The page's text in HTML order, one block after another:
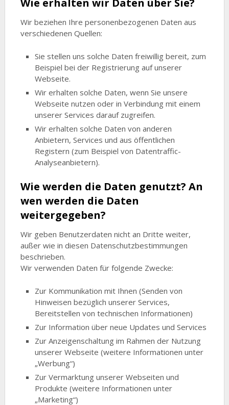
Wie erhalten wir Daten über Sie?
Wir beziehen Ihre personenbezogenen Daten aus
verschiedenen Quellen:
Sie stellen uns solche Daten freiwillig bereit, zum
Beispiel bei der Registrierung auf unserer
Webseite.
Wir erhalten solche Daten, wenn Sie unsere
Webseite nutzen oder in Verbindung mit einem
unserer Services darauf zugreifen.
Wir erhalten solche Daten von anderen
Anbietern, Services und aus öffentlichen
Registern (zum Beispiel von Datentraffic-
Analyseanbietern).
Wie werden die Daten genutzt? An
wen werden die Daten
weitergegeben?
Wir geben Benutzerdaten nicht an Dritte weiter,
außer wie in diesen Datenschutzbestimmungen
beschrieben.
Wir verwenden Daten für folgende Zwecke:
Zur Kommunikation mit Ihnen (Senden von
Hinweisen bezüglich unserer Services,
Bereitstellen von technischen Informationen)
Zur Information über neue Updates und Services
Zur Anzeigenschaltung im Rahmen der Nutzung
unserer Webseite (weitere Informationen unter
„Werbung“)
Zur Vermarktung unserer Webseiten und
Produkte (weitere Informationen unter
„Marketing“)